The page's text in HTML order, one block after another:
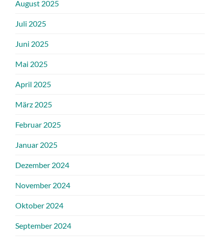
August 2025
Juli 2025
Juni 2025
Mai 2025
April 2025
März 2025
Februar 2025
Januar 2025
Dezember 2024
November 2024
Oktober 2024
September 2024